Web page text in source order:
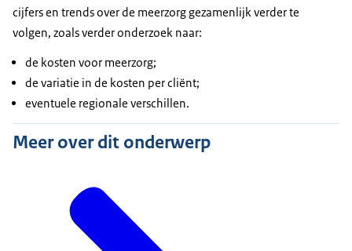
cijfers en trends over de meerzorg gezamenlijk verder te
volgen, zoals verder onderzoek naar:
de kosten voor meerzorg;
de variatie in de kosten per cliënt;
eventuele regionale verschillen.
Meer over dit onderwerp